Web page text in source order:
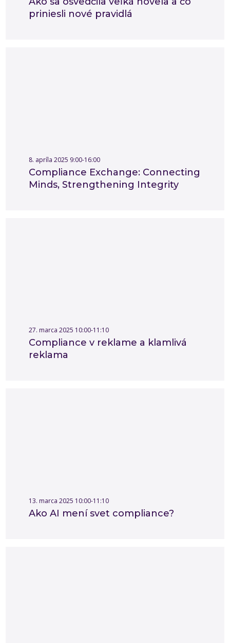
priniesli nové pravidlá
8. apríla 2025 9:00-16:00
Compliance Exchange: Connecting
Minds, Strengthening Integrity
27. marca 2025 10:00-11:10
Compliance v reklame a klamlivá
reklama
13. marca 2025 10:00-11:10
Ako AI mení svet compliance?